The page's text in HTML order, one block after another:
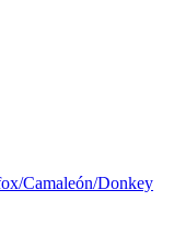
Camaleón/Donkey